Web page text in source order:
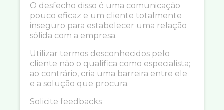
O desfecho disso é uma comunicação
pouco eficaz e um cliente totalmente
inseguro para estabelecer uma relação
sólida com a empresa.
Utilizar termos desconhecidos pelo
cliente não o qualifica como especialista;
ao contrário, cria uma barreira entre ele
e a solução que procura.
Solicite feedbacks